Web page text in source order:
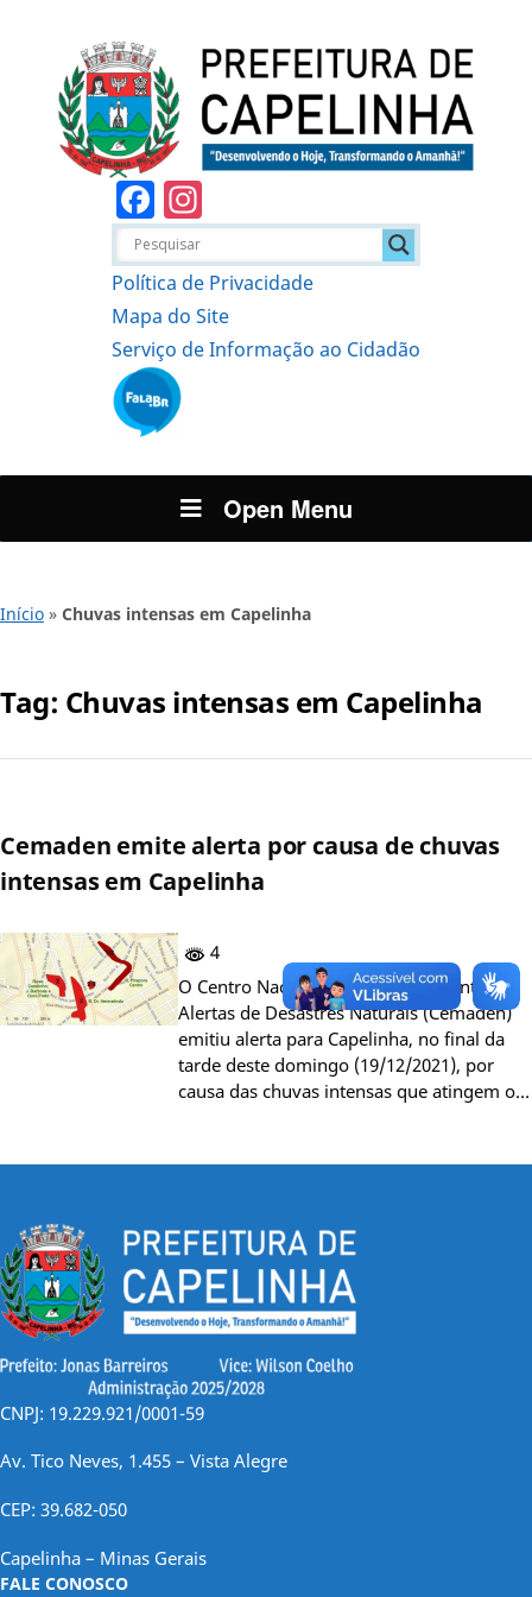
Facebook
Política de Privacidade
Mapa do Site
Serviço de Informação ao Cidadão
Open Menu
Início » Chuvas intensas em Capelinha
Tag: Chuvas intensas em Capelinha
Cemaden emite alerta por causa de chuvas
intensas em Capelinha
4
O Centro Nacional de Monitoramento e
Alertas de Desastres Naturais (Cemaden)
emitiu alerta para Capelinha, no final da
tarde deste domingo (19/12/2021), por
causa das chuvas intensas que atingem o…
CNPJ: 19.229.921/0001-59
Av. Tico Neves, 1.455 – Vista Alegre
CEP: 39.682-050
Capelinha – Minas Gerais
FALE CONOSCO